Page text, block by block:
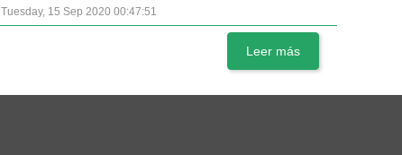
Tuesday, 15 Sep 2020 00:47:51
Leer más